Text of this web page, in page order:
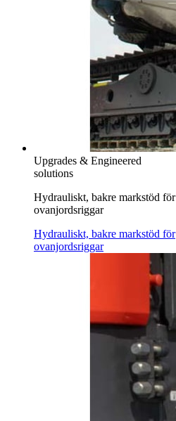
Upgrades & Engineered
solutions
Hydrauliskt, bakre markstöd för
ovanjordsriggar
Hydrauliskt, bakre markstöd för
ovanjordsriggar